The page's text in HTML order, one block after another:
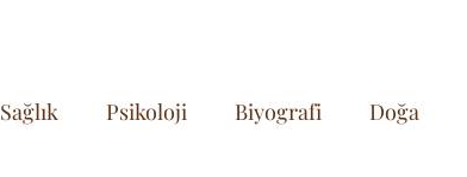
Sağlık Psikoloji Biyografi Doğa